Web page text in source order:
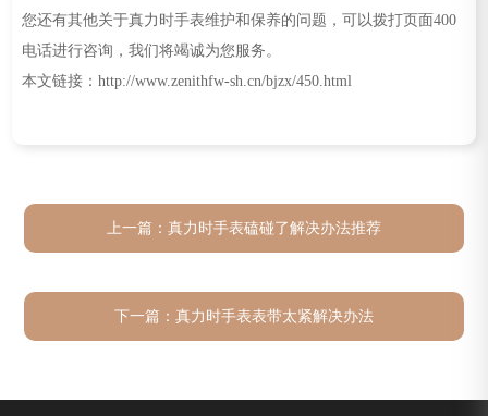
您还有其他关于真力时手表维护和保养的问题，可以拨打页面400
电话进行咨询，我们将竭诚为您服务。
本文链接：http://www.zenithfw-sh.cn/bjzx/450.html
上一篇： 真力时手表磕碰了解决办法推荐
下一篇： 真力时手表表带太紧解决办法